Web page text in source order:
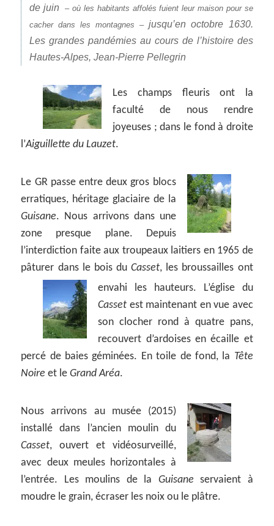
de juin– où les habitants affolés fuient leur maison pour se
cacher dans les montagnes –jusqu’en octobre 1630.
Les grandes pandémies au cours de l’histoire des
Hautes-Alpes,Jean-Pierre Pellegrin
Les champs fleuris ont la
faculté de nous rendre
joyeuses ; dans le fond à droite
l’Aiguillette du Lauzet.
Le GR passe entre deux gros blocs
erratiques, héritage glaciaire de la
Guisane. Nous arrivons dans une
zone presque plane. Depuis
l’interdiction faite aux troupeaux laitiers en 1965 de
pâturer dans le bois duCasset, les broussailles ont
envahi les hauteurs. L’église du
Casset est maintenant en vue avec
son clocher rond à quatre pans,
recouvert d’ardoises en écaille et
percé de baies géminées. En toile de fond, la Tête
Noire et leGrand Aréa.
Nous arrivons au musée (2015)
installé dans l’ancien moulin du
Casset, ouvert et vidéosurveillé,
avec deux meules horizontales à
l’entrée. Les moulins de la Guisane servaient à
moudre le grain, écraser les noix ou le plâtre.